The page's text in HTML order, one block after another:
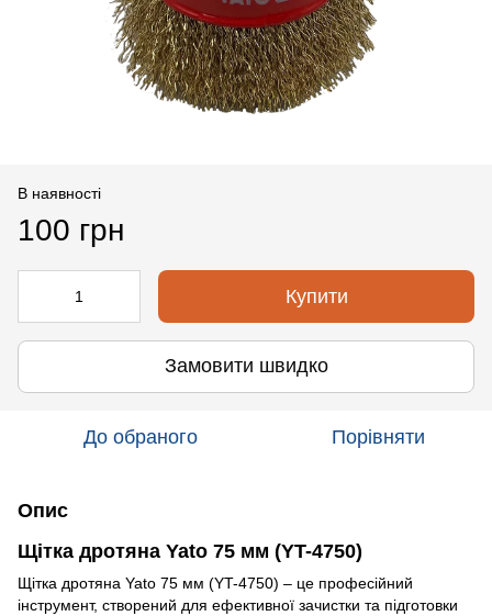
В наявності
100 грн
Купити
Замовити швидко
До обраного Порівняти
Опис
Щітка дротяна Yato 75 мм (YT-4750)
Щітка дротяна Yato 75 мм (YT-4750) – це професійний
інструмент, створений для ефективної зачистки та підготовки